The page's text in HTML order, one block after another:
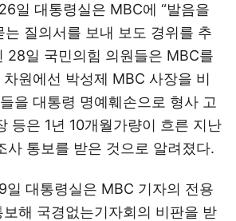
일 대통령실은 MBC에 “발음을
는 질의서를 보내 보도 경위를 추
28일 국민의힘 의원들은 MBC를
원에선 박성제 MBC 사장을 비
을 대통령 명예훼손으로 형사 고
등은 1년 10개월가량이 흐른 지난
사 통보를 받은 것으로 알려졌다.
일 대통령실은 MBC 기자의 전용
해 국경없는기자회의 비판을 받